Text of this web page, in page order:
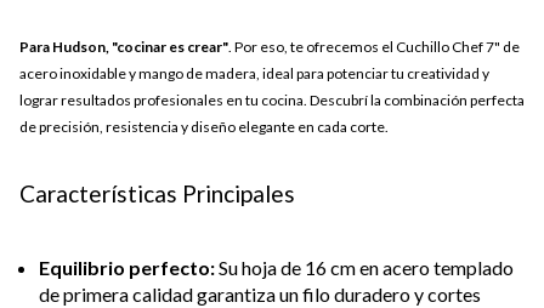
Para Hudson, "cocinar es crear". Por eso, te ofrecemos el Cuchillo Chef 7" de
acero inoxidable y mango de madera, ideal para potenciar tu creatividad y
lograr resultados profesionales en tu cocina. Descubrí la combinación perfecta
de precisión, resistencia y diseño elegante en cada corte.
Características Principales
Equilibrio perfecto:Su hoja de 16 cm en acero templado
de primera calidad garantiza un filo duradero y cortes